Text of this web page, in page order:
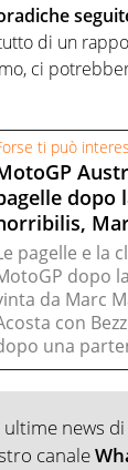
di un
ci
ti può
dopo
pagelle e la
dopo
da Marc
con
una
news
canale